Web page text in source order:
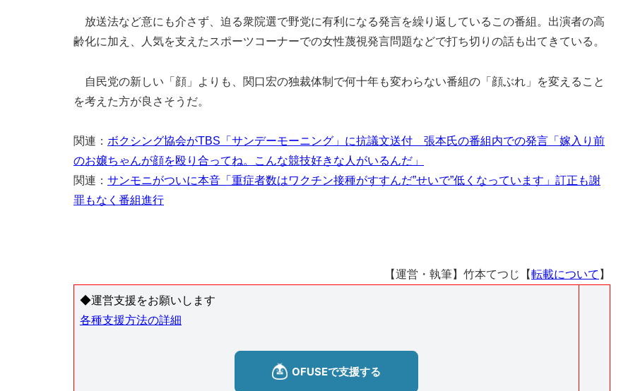
放送法など意にも介さず、迫る衆院選で野党に有利になる発言を繰り返しているこの番組。出演者の高
齢化に加え、人気を支えたスポーツコーナーでの女性蔑視発言問題などで打ち切りの話も出てきている。
自民党の新しい「顔」よりも、関口宏の独裁体制で何十年も変わらない番組の「顔ぶれ」を変えること
を考えた方が良さそうだ。
関連： ボクシング協会がTBS「サンデーモーニング」に抗議文送付 張本氏の番組内での発言「嫁入り前
のお嬢ちゃんが顔を殴り合ってね。こんな競技好きな人がいるんだ」
関連： サンモニがついに本音「重症者数はワクチン接種がすすんだ”せいで”低くなっています」訂正も謝
罪もなく番組進行
【運営・執筆】竹本てつじ【転載について 】
◆運営支援をお願いします
各種支援方法の詳細